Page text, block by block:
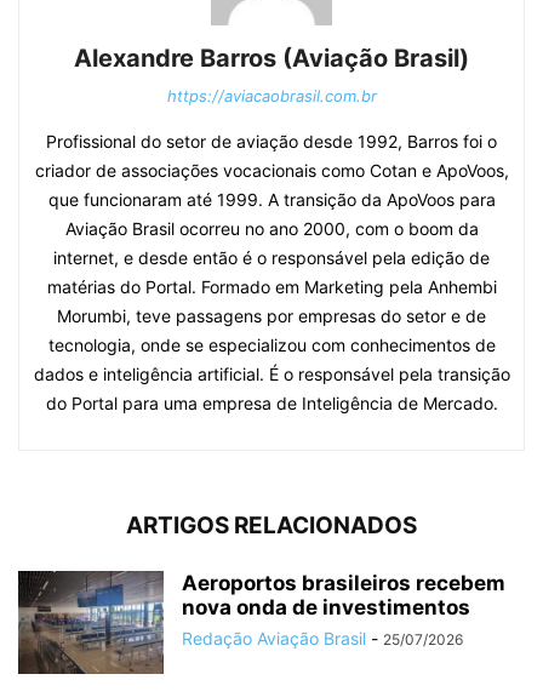
Alexandre Barros (Aviação Brasil)
https://aviacaobrasil.com.br
Profissional do setor de aviação desde 1992, Barros foi o
criador de associações vocacionais como Cotan e ApoVoos,
que funcionaram até 1999. A transição da ApoVoos para
Aviação Brasil ocorreu no ano 2000, com o boom da
internet, e desde então é o responsável pela edição de
matérias do Portal. Formado em Marketing pela Anhembi
Morumbi, teve passagens por empresas do setor e de
tecnologia, onde se especializou com conhecimentos de
dados e inteligência artificial. É o responsável pela transição
do Portal para uma empresa de Inteligência de Mercado.
ARTIGOS RELACIONADOS
Aeroportos brasileiros recebem
nova onda de investimentos
Redação Aviação Brasil - 25/07/2026